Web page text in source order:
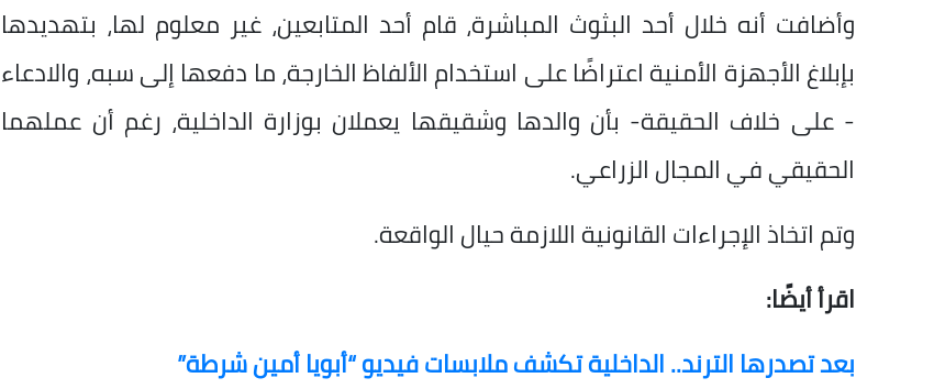
وأضافت أنه خلال أحد البثوث المباشرة، قام أحد المتابعين، غير معلوم لها، بتهديدها
بإبلاغ الأجهزة الأمنية اعتراضًا على استخدام الألفاظ الخارجة، ما دفعها إلى سبه، والادعاء
- على خلاف الحقيقة- بأن والدها وشقيقها يعملان بوزارة الداخلية، رغم أن عملهما
الحقيقي في المجال الزراعي.
وتم اتخاذ الإجراءات القانونية اللازمة حيال الواقعة.
اقرأ أيضًا:
بعد تصدرها الترند.. الداخلية تكشف ملابسات فيديو “أبويا أمين شرطة”